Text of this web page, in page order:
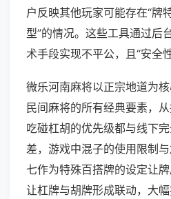
户反映其他玩家可能存在“牌
型”的情况。这些工具通过后
术手段实现不平公，且“安全性
微乐河南麻将以正宗地道为
民间麻将的所有经典要素，
吃碰杠胡的优先级都与线下
差，游戏中混子的使用限制
七作为特殊百搭牌的设定让
让杠牌与胡牌形成联动，大